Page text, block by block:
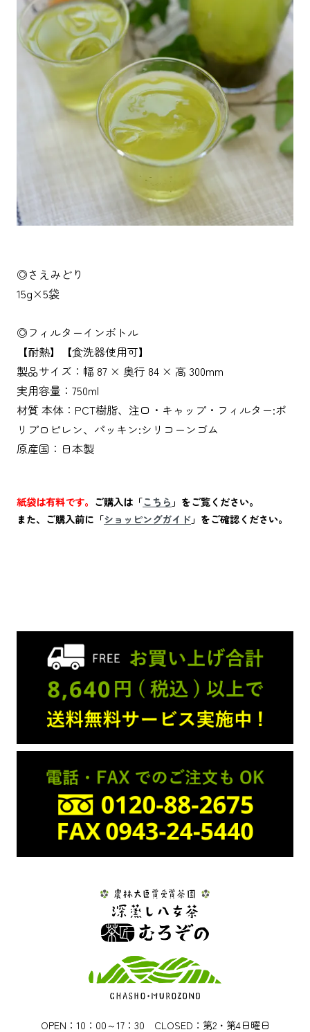
◎さえみどり
15g×5袋
◎フィルターインボトル
【耐熱】【食洗器使用可】
製品サイズ：幅 87 × 奥行 84 × 高 300mm
実用容量：750ml
材質 本体：PCT樹脂、注口・キャップ・フィルター:ポ
リプロピレン、パッキン:シリコーンゴム
原産国：日本製
紙袋は有料です。 ご購入は「こちら 」をご覧ください。
また、ご購入前に「ショッピングガイド」をご確認ください。
OPEN：10：00～17：30 CLOSED：第2・第4日曜日